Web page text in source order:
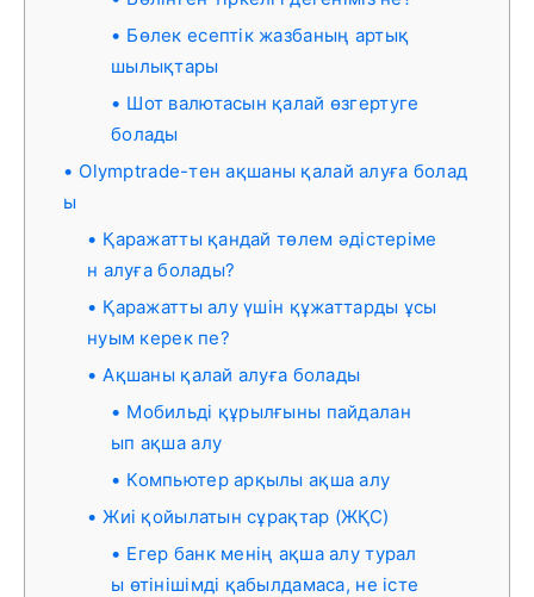
Бөлек есептік жазбаның артық
шылықтары
Шот валютасын қалай өзгертуге
болады
Olymptrade-тен ақшаны қалай алуға болад
ы
Қаражатты қандай төлем әдістеріме
н алуға болады?
Қаражатты алу үшін құжаттарды ұсы
нуым керек пе?
Ақшаны қалай алуға болады
Мобильді құрылғыны пайдалан
ып ақша алу
Компьютер арқылы ақша алу
Жиі қойылатын сұрақтар (ЖҚС)
Егер банк менің ақша алу турал
ы өтінішімді қабылдамаса, не істе